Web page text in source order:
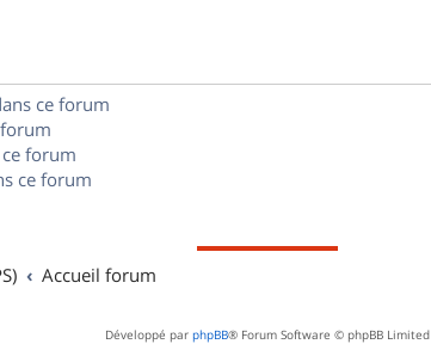
ce forum
forum
ce forum
Accueil forum
Développé par phpBB® Forum Software © phpBB Limited